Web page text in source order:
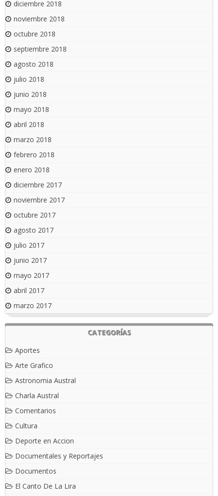
diciembre 2018
noviembre 2018
octubre 2018
septiembre 2018
agosto 2018
julio 2018
junio 2018
mayo 2018
abril 2018
marzo 2018
febrero 2018
enero 2018
diciembre 2017
noviembre 2017
octubre 2017
agosto 2017
julio 2017
junio 2017
mayo 2017
abril 2017
marzo 2017
CATEGORÍAS
Aportes
Arte Grafico
Astronomia Austral
Charla Austral
Comentarios
Cultura
Deporte en Accion
Documentales y Reportajes
Documentos
El Canto De La Lira